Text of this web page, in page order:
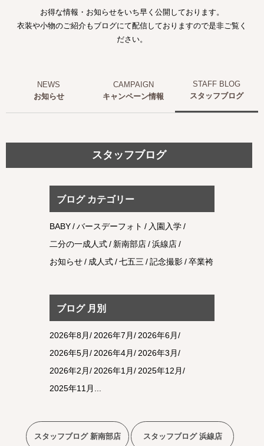
お得な情報・お知らせをいち早く公開しております。
衣装や小物のご紹介もブログにて配信しておりますので是非ご覧く
ださい。
お知らせ キャンペーン情報 スタッフブログ
スタッフブログ
ブログ カテゴリー
BABY バースデーフォト
入園入学
二分の一成人式
新南部店
浜線店
お知らせ
成人式 七五三 記念撮影 卒業袴
ブログ 月別
2026年8月 2026年7月
2026年6月
2026年5月
2026年4月
2026年3月
2026年2月
2026年1月
2025年12月
2025年11月
スタッフブログ 新南部店 スタッフブログ 浜線店